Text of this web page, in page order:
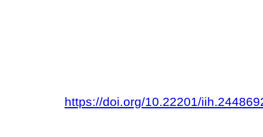
https://doi.org/10.22201/